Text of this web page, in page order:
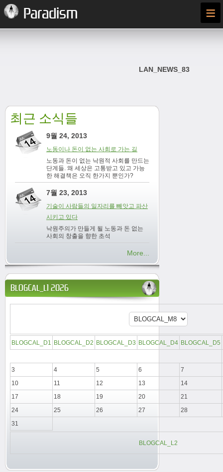
Paradism ≡
LAN_NEWS_83
최근 소식들
9월 24, 2013
노동이나 돈이 없는 사회로 가는 길
노동과 돈이 없는 낙원적 사회를 만드는
단계들. 왜 세상은 고통받고 있고 가능
한 해결책은 오직 한가지 뿐인가?
7월 23, 2013
기술이 사람들의 일자리를 빼앗고 파산
시키고 있다
낙원주의가 만들게 될 노동과 돈 없는
사회의 창출을 향한 초석
More...
BLOGCAL_L1 2026
BLOGCAL_D1 BLOGCAL_D2 BLOGCAL_D3 BLOGCAL_D4 BLOGCAL_D5
3 4 5 6
7
10
11 12 13
14
17
18 19 20
21
24
25 26 27
28
31
BLOGCAL_L2